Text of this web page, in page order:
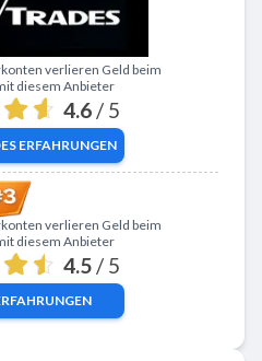
verlieren Geld beim
diesem Anbieter
4.6 / 5
ERFAHRUNGEN
eToroverlieren Geld beim
diesem Anbieter
4.5 / 5